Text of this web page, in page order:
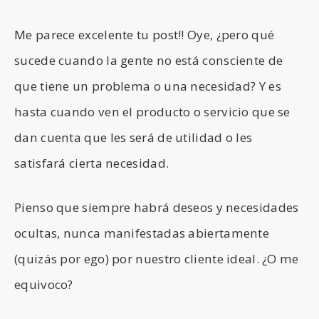
Me parece excelente tu post!! Oye, ¿pero qué
sucede cuando la gente no está consciente de
que tiene un problema o una necesidad? Y es
hasta cuando ven el producto o servicio que se
dan cuenta que les será de utilidad o les
satisfará cierta necesidad.
Pienso que siempre habrá deseos y necesidades
ocultas, nunca manifestadas abiertamente
(quizás por ego) por nuestro cliente ideal. ¿O me
equivoco?